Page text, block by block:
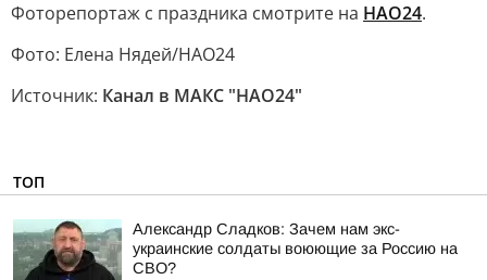
Фоторепортаж с праздника смотрите на НАО24.
Фото: Елена Нядей/НАО24
Источник: Канал в МАКС "НАО24"
ТОП
Александр Сладков: Зачем нам экс-
украинские солдаты воюющие за Россию на
СВО?